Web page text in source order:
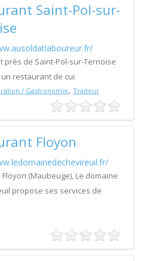
Saint-Pol-sur-
près de Saint-Pol-sur-Ternoise
un restaurant de cui
/ Gastronomie, Traiteur
Floyon
Floyon (Maubeuge), Le domaine
propose ses services de